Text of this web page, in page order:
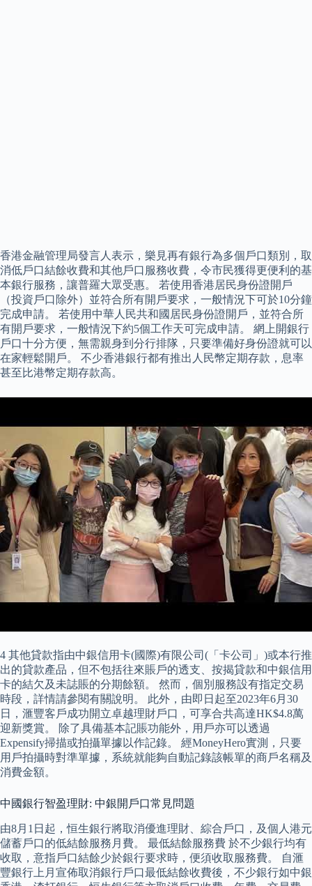
香港金融管理局發言人表示，樂見再有銀行為多個戶口類別，取
消低戶口結餘收費和其他戶口服務收費，令市民獲得更便利的基
本銀行服務，讓普羅大眾受惠。 若使用香港居民身份證開戶
（投資戶口除外）並符合所有開戶要求，一般情況下可於10分鐘
完成申請。 若使用中華人民共和國居民身份證開戶，並符合所
有開戶要求，一般情況下約5個工作天可完成申請。 網上開銀行
戶口十分方便，無需親身到分行排隊，只要準備好身份證就可以
在家輕鬆開戶。 不少香港銀行都有推出人民幣定期存款，息率
甚至比港幣定期存款高。
4 其他貸款指由中銀信用卡(國際)有限公司(「卡公司」)或本行推
出的貸款產品，但不包括往來賬戶的透支、按揭貸款和中銀信用
卡的結欠及未誌賬的分期餘額。 然而，個別服務設有指定交易
時段，詳情請參閱有關說明。 此外，由即日起至2023年6月30
日，滙豐客戶成功開立卓越理財戶口，可享合共高達HK$4.8萬
迎新獎賞。 除了具備基本記賬功能外，用戶亦可以透過
Expensify掃描或拍攝單據以作記錄。 經MoneyHero實測，只要
用戶拍攝時對準單據，系統就能夠自動記錄該帳單的商戶名稱及
消費金額。
中國銀行智盈理財: 中銀開戶口常見問題
由8月1日起，恒生銀行將取消優進理財、綜合戶口，及個人港元
儲蓄戶口的低結餘服務月費。 最低結餘服務費 於不少銀行均有
收取，意指戶口結餘少於銀行要求時，便須收取服務費。 自滙
豐銀行上月宣佈取消銀行戶口最低結餘收費後，不少銀行如中銀